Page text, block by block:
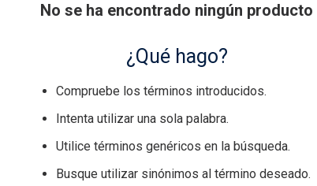
No se ha encontrado ningún producto
¿Qué hago?
Compruebe los términos introducidos.
Intenta utilizar una sola palabra.
Utilice términos genéricos en la búsqueda.
Busque utilizar sinónimos al término deseado.
3.
mujer
5.
zapatillas
6.
zapatillas jordan
7.
xt-6
8.
new balance
9. zapatillas hombre